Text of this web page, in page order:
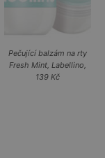
Pečující balzám na rty
Fresh Mint, Labellino,
139 Kč